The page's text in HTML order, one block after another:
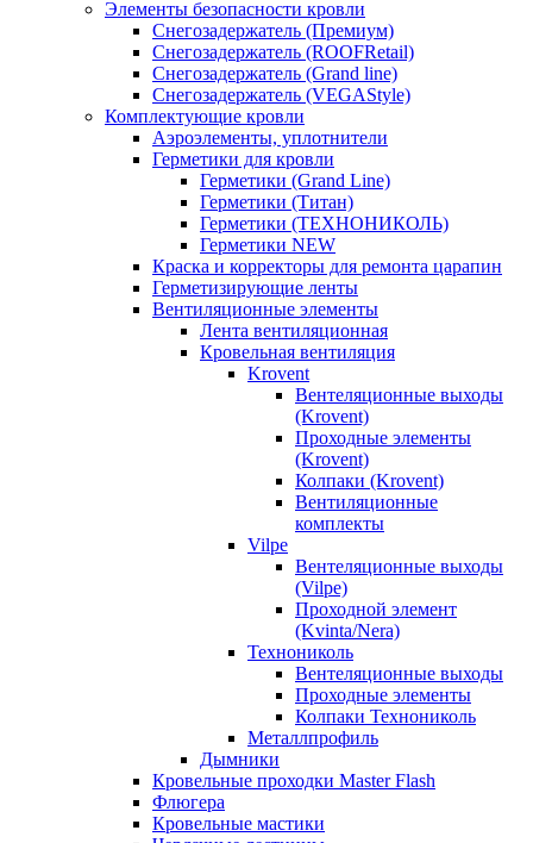
Элементы безопасности кровли
Снегозадержатель (Премиум)
Снегозадержатель (ROOFRetail)
Снегозадержатель (Grand line)
Снегозадержатель (VEGAStyle)
Комплектующие кровли
Аэроэлементы, уплотнители
Герметики для кровли
Герметики (Grand Line)
Герметики (Титан)
Герметики (ТЕХНОНИКОЛЬ)
Герметики NEW
Краска и корректоры для ремонта царапин
Герметизирующие ленты
Вентиляционные элементы
Лента вентиляционная
Кровельная вентиляция
Krovent
Вентеляционные выходы
(Krovent)
Проходные элементы
(Krovent)
Колпаки (Krovent)
Вентиляционные
комплекты
Vilpe
Вентеляционные выходы
(Vilpe)
Проходной элемент
(Kvinta/Nera)
Технониколь
Вентеляционные выходы
Проходные элементы
Колпаки Технониколь
Металлпрофиль
Дымники
Кровельные проходки Master Flash
Флюгера
Кровельные мастики